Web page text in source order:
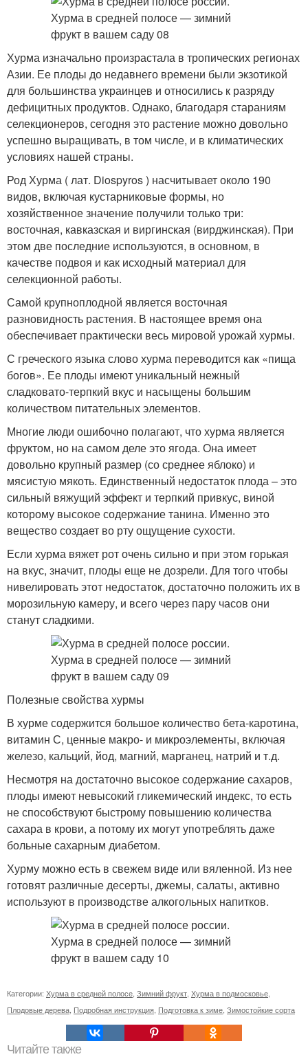
Хурма изначально произрастала в тропических регионах
Азии. Ее плоды до недавнего времени были экзотикой
для большинства украинцев и относились к разряду
дефицитных продуктов. Однако, благодаря стараниям
селекционеров, сегодня это растение можно довольно
успешно выращивать, в том числе, и в климатических
условиях нашей страны.
Род Хурма ( лат. Diospyros ) насчитывает около 190
видов, включая кустарниковые формы, но
хозяйственное значение получили только три:
восточная, кавказская и виргинская (вирджинская). При
этом две последние используются, в основном, в
качестве подвоя и как исходный материал для
селекционной работы.
Самой крупноплодной является восточная
разновидность растения. В настоящее время она
обеспечивает практически весь мировой урожай хурмы.
С греческого языка слово хурма переводится как «пища
богов». Ее плоды имеют уникальный нежный
сладковато-терпкий вкус и насыщены большим
количеством питательных элементов.
Многие люди ошибочно полагают, что хурма является
фруктом, но на самом деле это ягода. Она имеет
довольно крупный размер (со среднее яблоко) и
мясистую мякоть. Единственный недостаток плода – это
сильный вяжущий эффект и терпкий привкус, виной
которому высокое содержание танина. Именно это
вещество создает во рту ощущение сухости.
Если хурма вяжет рот очень сильно и при этом горькая
на вкус, значит, плоды еще не дозрели. Для того чтобы
нивелировать этот недостаток, достаточно положить их в
морозильную камеру, и всего через пару часов они
станут сладкими.
Полезные свойства хурмы
В хурме содержится большое количество бета-каротина,
витамин С, ценные макро- и микроэлементы, включая
железо, кальций, йод, магний, марганец, натрий и т.д.
Несмотря на достаточно высокое содержание сахаров,
плоды имеют невысокий гликемический индекс, то есть
не способствуют быстрому повышению количества
сахара в крови, а потому их могут употреблять даже
больные сахарным диабетом.
Хурму можно есть в свежем виде или вяленной. Из нее
готовят различные десерты, джемы, салаты, активно
используют в производстве алкогольных напитков.
Категории: Хурма в средней полосе Зимний фрукт Хурма в подмосковье
Плодовые дерева Подробная инструкция Подготовка к зиме Зимостойкие сорта
Читайте также